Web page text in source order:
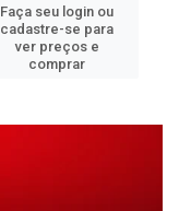
Faça seu login ou
cadastre-se para
ver preços e
comprar